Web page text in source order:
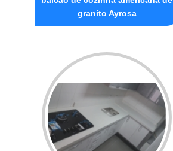
granito Ayrosa